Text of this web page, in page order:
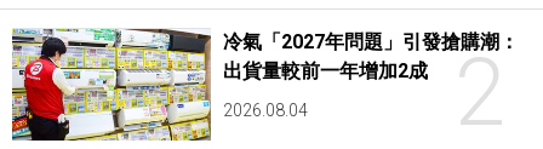
2
冷氣「2027年問題」引發搶購潮：
出貨量較前一年增加2成
2026.08.04